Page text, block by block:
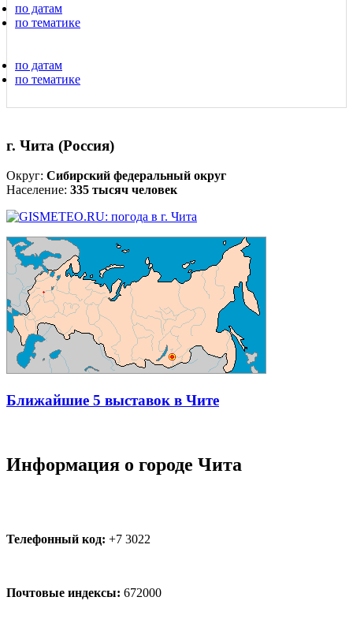
по датам
по тематике
по датам
по тематике
г. Чита (Россия)
Округ: Сибирский федеральный округ
Население: 335 тысяч человек
Ближайшие 5 выставок в Чите
Информация о городе Чита
Телефонный код: +7 3022
Почтовые индексы: 672000